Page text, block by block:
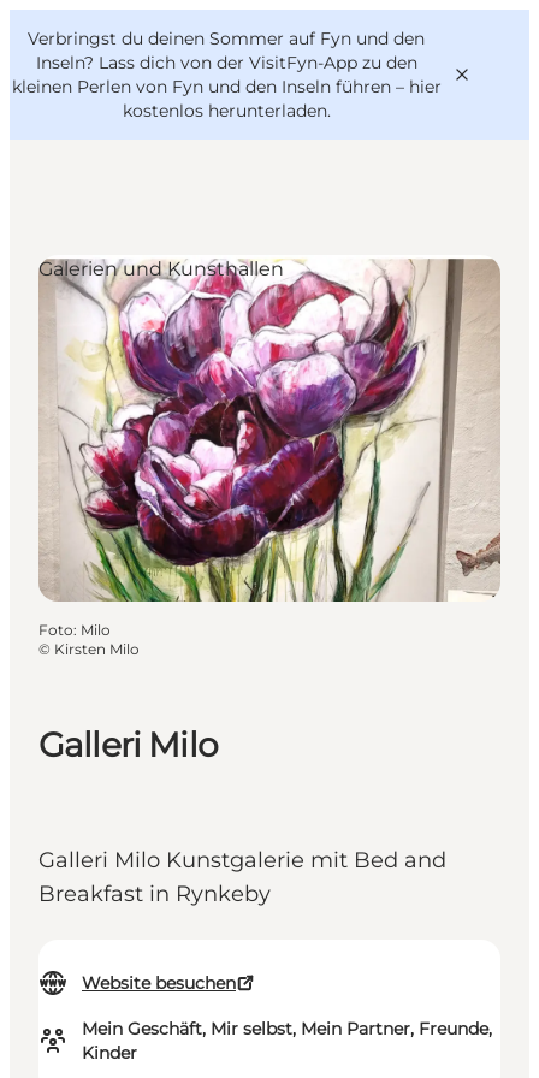
Verbringst du deinen Sommer auf Fyn und den
Inseln? Lass dich von der VisitFyn-App zu den
kleinen Perlen von Fyn und den Inseln führen – hier
kostenlos herunterladen.
Reise Ideen
Outdoor & bike
Essen & trinken
Übernachtung
VisitFyn
Deutsch
Galleri Milo
Galleri Milo Kunstgalerie mit Bed and
Breakfast in Rynkeby
Website besuchen
Mein Geschäft, Mir selbst, Mein Partner, Freunde,
Kinder
Galerien und Kunsthallen
Foto: Milo
© Kirsten Milo